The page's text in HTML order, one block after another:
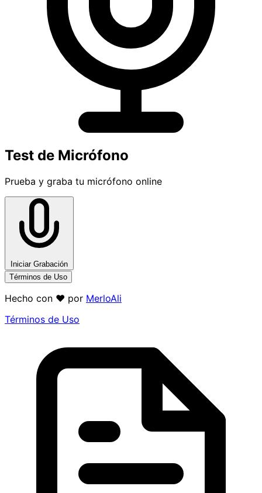
Test de Micrófono
Prueba y graba tu micrófono online
Iniciar Grabación
Términos de Uso
Hecho con ❤️ por MerloAli
Términos de Uso